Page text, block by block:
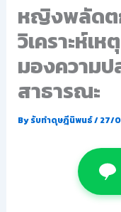
หญิงพลัดต
วิเคราะห์เ
มองความ
สาธารณะ
Byรับทำดุษฎีนิพนธ์/27/